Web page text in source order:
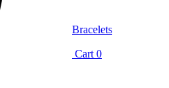
Cart 0
Bracelets